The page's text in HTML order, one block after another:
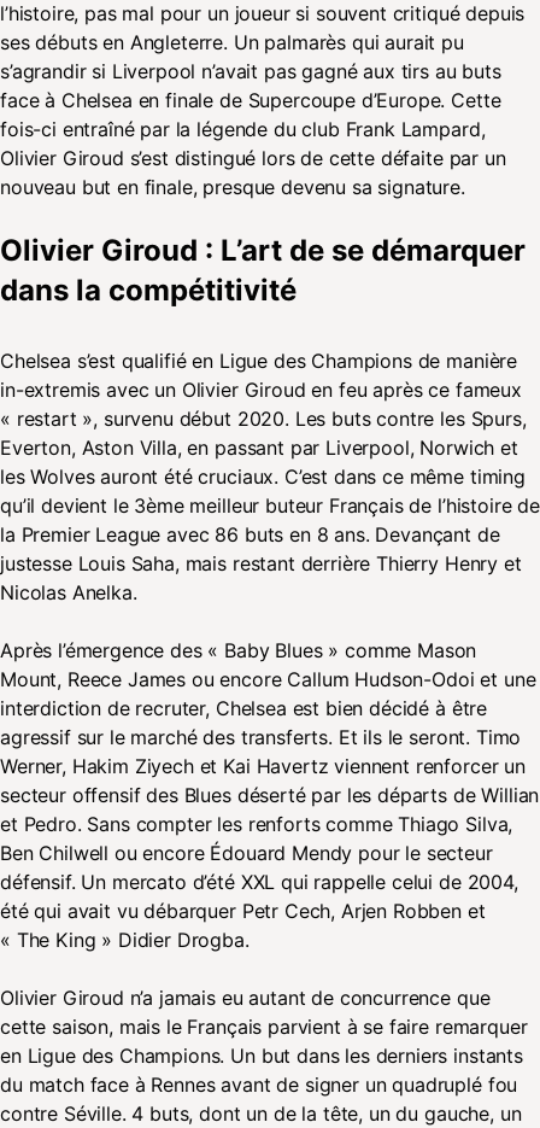
l’histoire, pas mal pour un joueur si souvent critiqué depuis
ses débuts en Angleterre. Un palmarès qui aurait pu
s’agrandir si Liverpool n’avait pas gagné aux tirs au buts
face à Chelsea en finale de Supercoupe d’Europe. Cette
fois-ci entraîné par la légende du club Frank Lampard,
Olivier Giroud s’est distingué lors de cette défaite par un
nouveau but en finale, presque devenu sa signature.
Olivier Giroud : L’art de se démarquer
dans la compétitivité
Chelsea s’est qualifié en Ligue des Champions de manière
in-extremis avec un Olivier Giroud en feu après ce fameux
« restart », survenu début 2020. Les buts contre les Spurs,
Everton, Aston Villa, en passant par Liverpool, Norwich et
les Wolves auront été cruciaux. C’est dans ce même timing
qu’il devient le 3ème meilleur buteur Français de l’histoire de
la Premier League avec 86 buts en 8 ans. Devançant de
justesse Louis Saha, mais restant derrière Thierry Henry et
Nicolas Anelka.
Après l’émergence des « Baby Blues » comme Mason
Mount, Reece James ou encore Callum Hudson-Odoi et une
interdiction de recruter, Chelsea est bien décidé à être
agressif sur le marché des transferts. Et ils le seront. Timo
Werner, Hakim Ziyech et Kai Havertz viennent renforcer un
secteur offensif des Blues déserté par les départs de Willian
et Pedro. Sans compter les renforts comme Thiago Silva,
Ben Chilwell ou encore Édouard Mendy pour le secteur
défensif. Un mercato d’été XXL qui rappelle celui de 2004,
été qui avait vu débarquer Petr Cech, Arjen Robben et
« The King » Didier Drogba.
Olivier Giroud n’a jamais eu autant de concurrence que
cette saison, mais le Français parvient à se faire remarquer
en Ligue des Champions. Un but dans les derniers instants
du match face à Rennes avant de signer un quadruplé fou
contre Séville. 4 buts, dont un de la tête, un du gauche, un